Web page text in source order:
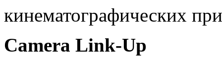
кинематографических
Camera Link-Up